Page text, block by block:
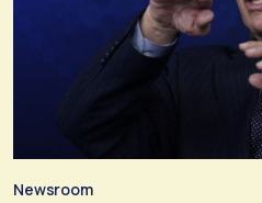
Newsroom